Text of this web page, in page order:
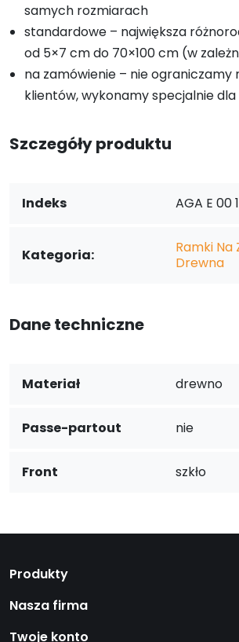
samych rozmiarach
standardowe – największa
od 5×7 cm do 70×100 cm (w
na zamówienie – nie ograniczamy
klientów, wykonamy specjalnie dla
Szczegóły produktu
Indeks AGA E 00
Kategoria:
Ramki Na
Drewna
Dane techniczne
Materiał drewno
Passe-partout nie
Front szkło
Produkty
Nasza firma
Twoje konto